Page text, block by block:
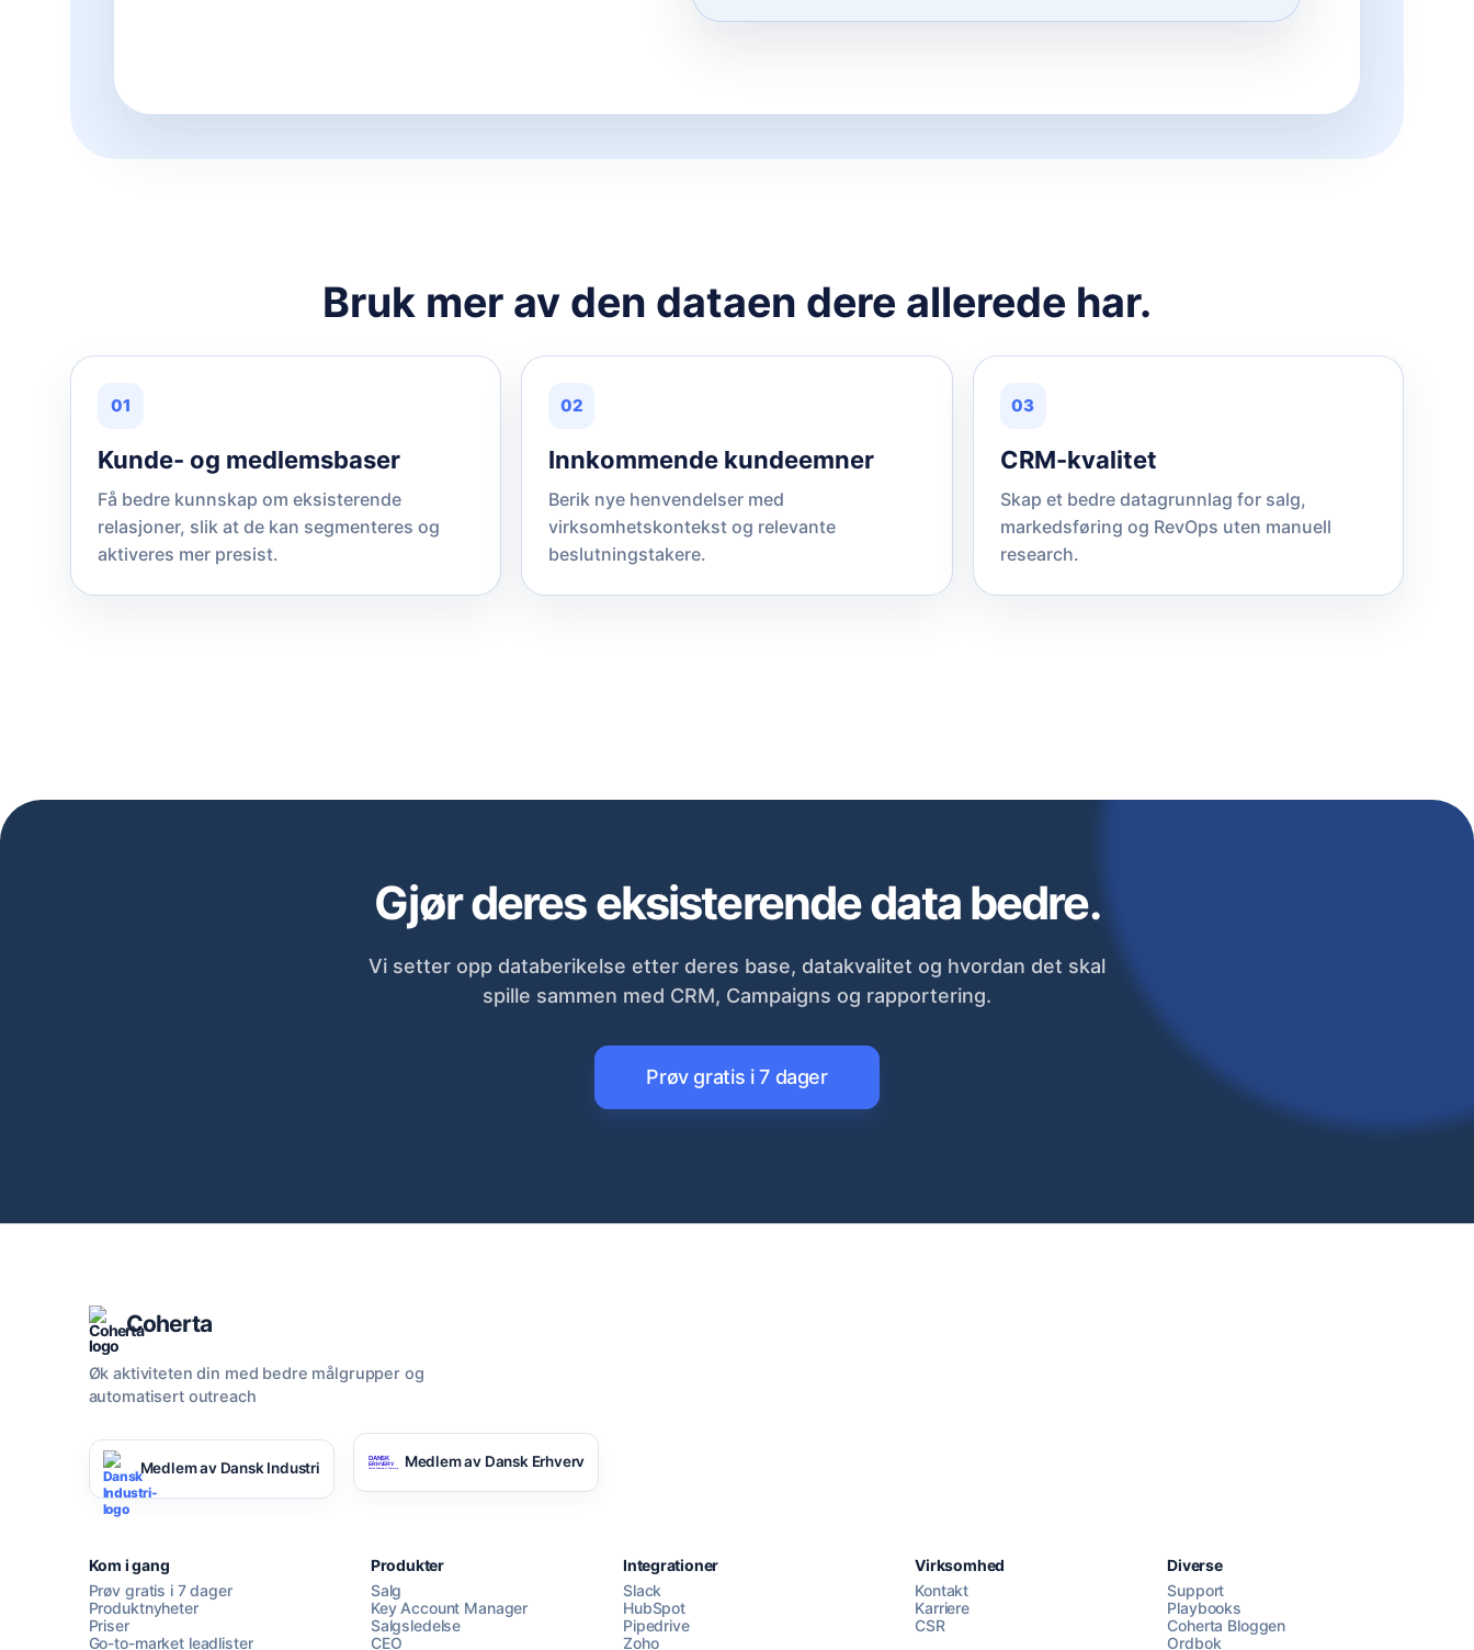
Bruk mer av den dataen dere allerede har.
01
Kunde- og medlemsbaser
Få bedre kunnskap om eksisterende
relasjoner, slik at de kan segmenteres og
aktiveres mer presist.
02
Innkommende kundeemner
Berik nye henvendelser med
virksomhetskontekst og relevante
beslutningstakere.
03
CRM-kvalitet
Skap et bedre datagrunnlag for salg,
markedsføring og RevOps uten manuell
research.
Gjør deres eksisterende data bedre.
Vi setter opp databerikelse etter deres base, datakvalitet og hvordan det skal
spille sammen med CRM, Campaigns og rapportering.
Prøv gratis i 7 dager
AI Campaign Assist Chat with us
Coherta
Øk aktiviteten din med bedre målgrupper og
automatisert outreach
Medlem av Dansk Industri Medlem av Dansk Erhverv
Kom i gang
Prøv gratis i 7 dager
Produktnyheter
Priser
Go-to-market leadlister
Produkter
Salg
Key Account Manager
Salgsledelse
CEO
Integrationer
Slack
HubSpot
Pipedrive
Zoho
Virksomhed
Kontakt
Karriere
CSR
Diverse
Support
Playbooks
Coherta Bloggen
Ordbok